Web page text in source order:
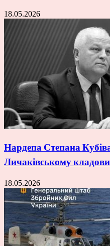
18.05.2026
Нардепа Степана
Личаківському
18.05.2026